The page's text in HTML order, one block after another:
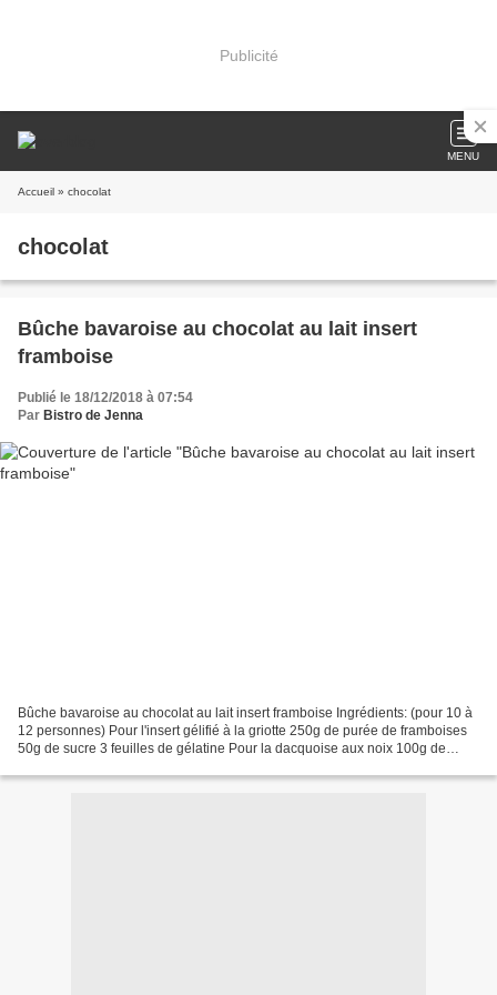
Publicité
MENU
Accueil » chocolat
chocolat
Bûche bavaroise au chocolat au lait insert
framboise
Publié le 18/12/2018 à 07:54
Par Bistro de Jenna
Bûche bavaroise au chocolat au lait insert framboise Ingrédients: (pour 10 à
12 personnes) Pour l'insert gélifié à la griotte 250g de purée de framboises
50g de sucre 3 feuilles de gélatine Pour la dacquoise aux noix 100g de